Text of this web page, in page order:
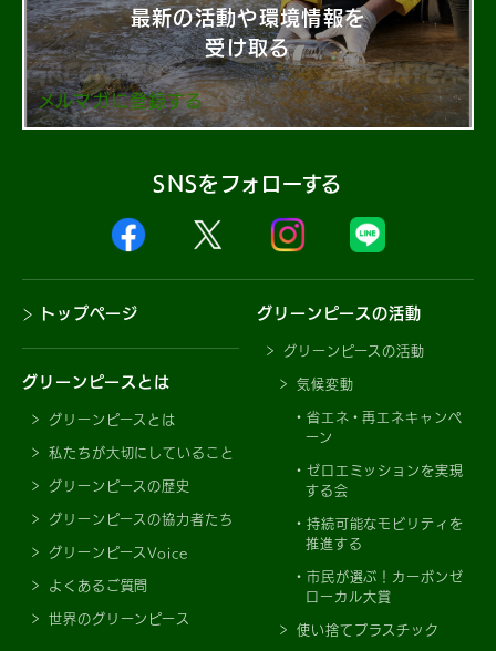
最新の活動や環境情報を
受け取る
メルマガに登録する
SNSをフォローする
トップページ
グリーンピースとは
グリーンピースとは
私たちが大切にしていること
グリーンピースの歴史
グリーンピースの協力者たち
グリーンピースVoice
よくあるご質問
世界のグリーンピース
グリーンピースの活動
グリーンピースの活動
気候変動
省エネ・再エネキャンペ
ーン
ゼロエミッションを実現
する会
持続可能なモビリティを
推進する
市民が選ぶ！カーボンゼ
ローカル大賞
使い捨てプラスチック